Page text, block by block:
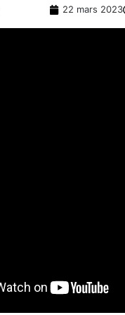
22 mars 2023